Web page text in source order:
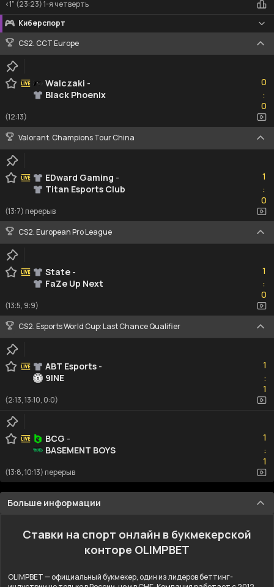
<1" (23:23) 1-я четверть
Киберспорт
CS2. CCT Europe
Walczaki -
Black Phoenix
0
:0
0
(12:13)
Valorant. Champions Tour China
EDward Gaming -
Titan Esports Club
1
:0
0
(13:7) перерыв
CS2. European Pro League
State -
FaZe Up Next
1
:0
0
(13:5, 9:9)
CS2. Esports World Cup: Last Chance Qualifier
ABT Esports -
9INE
1
:1
1
(2:13, 13:10, 0:0)
BCG -
BASEMENT BOYS
1
:1
1
(13:8, 10:13) перерыв
Больше информации
Ставки на спорт онлайн в букмекерской
конторе OLIMPBET
OLIMPBET — официальный букмекер, один из лидеров беттинг-